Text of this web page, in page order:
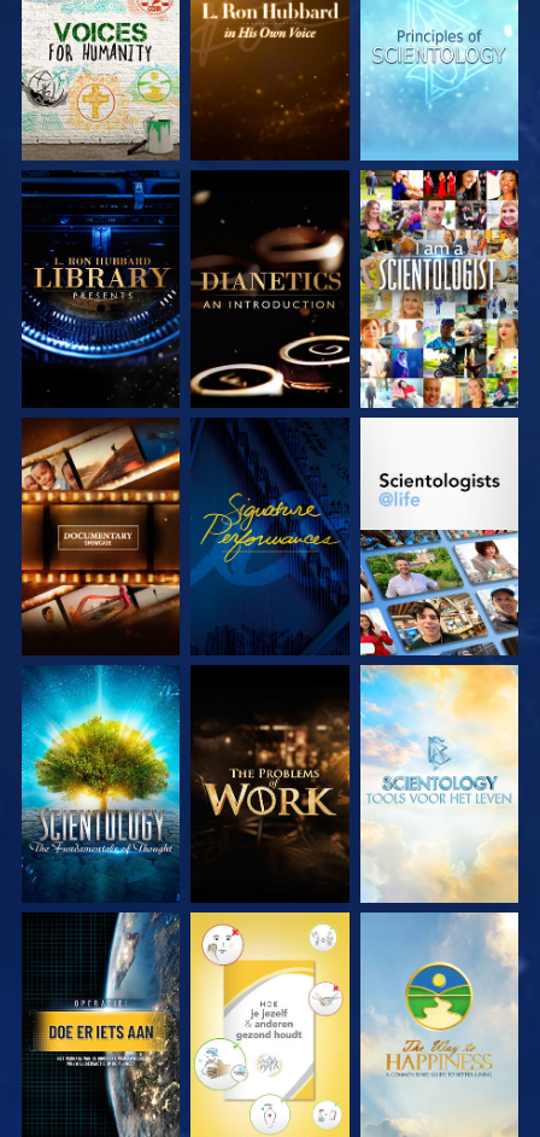
VERKEN DE SERIE VERKEN DE SERIE KIJK
VERKEN DE SERIE KIJK VERKEN DE SERIE
VERKEN DE SERIE VERKEN DE SERIE VERKEN DE SERIE
KIJK KIJK KIJK